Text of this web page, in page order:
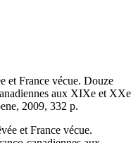
et France vécue. Douze
aux XIXe et XXe
2009, 332 p.